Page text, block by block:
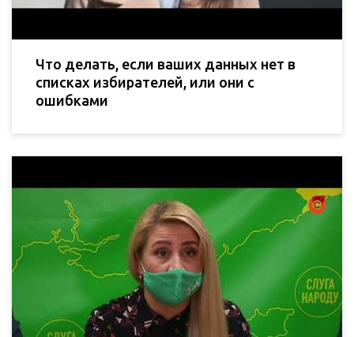
Что делать, если ваших данных нет в
списках избирателей, или они с
ошибками